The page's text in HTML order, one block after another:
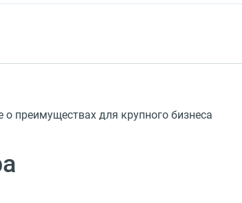
преимуществах для крупного бизнеса